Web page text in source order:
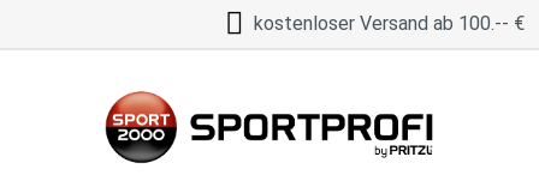
Zum Hauptinhalt springenkostenloser Versand ab 100.-- €